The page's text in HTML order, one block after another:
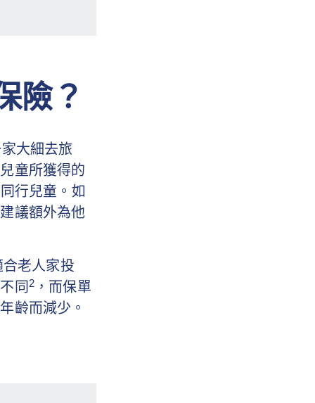
險？
大細去旅
童所獲得的
行兒童。如
議額外為他
老人家投
同 2 ，而保單
齡而減少。